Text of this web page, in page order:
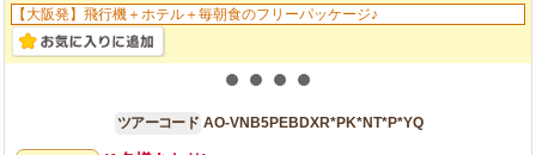
【大阪発】飛行機＋ホテル＋毎朝食のフリーパッケージ♪
ツアーコード AO-VNB5PEBDXR*PK*NT*P*YQ